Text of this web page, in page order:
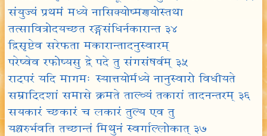
संयुज्यं प्रथमं मध्ये नासिक्योष्मणयोस्तथा
तत्सावित्रोदयच्छत रङ्गसंधिर्नकारान्त ३४
द्विसृष्टेव सरेफता मकारान्तादनुस्वारम्
परेष्वेव रफोष्यसु द्वे पदे तु संगसंषर्वम् ३५
राट्परं यदि मागमः स्यात्तयोर्मध्ये नानुस्वारो विधीयते
सम्राट्दिशां समासे क्रमते ताल्व्यं तकारां तादनन्तरम् ३६
सयकारं च्छकारं च लकारं तुल्य एव तु
यश्चरुर्भवति तच्छान्तं मिथुनं स्वर्गाल्लोकात् ३७